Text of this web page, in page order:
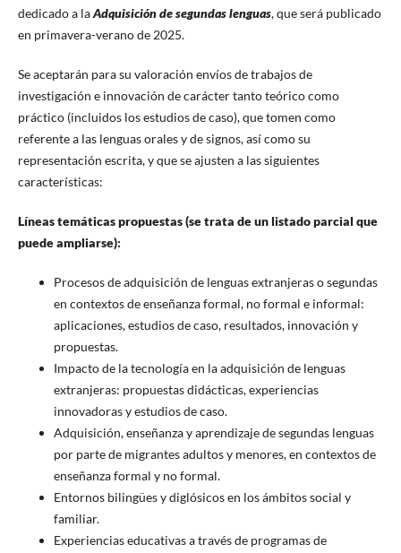
dedicado a laAdquisición de segundas lenguas, que será publicado
en primavera-verano de 2025.
Se aceptarán para su valoración envíos de trabajos de
investigación e innovación de carácter tanto teórico como
práctico (incluidos los estudios de caso), que tomen como
referente a las lenguas orales y de signos, así como su
representación escrita, y que se ajusten a las siguientes
características:
Líneas temáticas propuestas (se trata de un listado parcial que
puede ampliarse):
Procesos de adquisición de lenguas extranjeras o segundas
en contextos de enseñanza formal, no formal e informal:
aplicaciones, estudios de caso, resultados, innovación y
propuestas.
Impacto de la tecnología en la adquisición de lenguas
extranjeras: propuestas didácticas, experiencias
innovadoras y estudios de caso.
Adquisición, enseñanza y aprendizaje de segundas lenguas
por parte de migrantes adultos y menores, en contextos de
enseñanza formal y no formal.
Entornos bilingües y diglósicos en los ámbitos social y
familiar.
Experiencias educativas a través de programas de